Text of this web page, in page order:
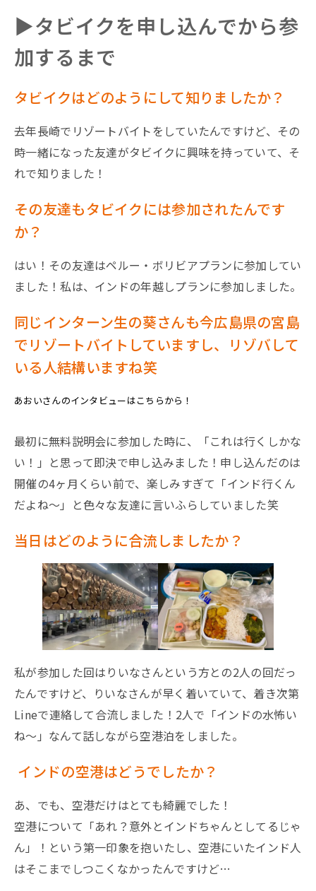
▶︎タビイクを申し込んでから参
加するまで
タビイクはどのようにして知りましたか？
去年長崎でリゾートバイトをしていたんですけど、その
時一緒になった友達がタビイクに興味を持っていて、そ
れで知りました！
その友達もタビイクには参加されたんです
か？
はい！その友達はペルー・ボリビアプランに参加してい
ました！私は、インドの年越しプランに参加しました。
同じインターン生の葵さんも今広島県の宮島
でリゾートバイトしていますし、リゾバして
いる人結構いますね笑
あおいさんのインタビューはこちらから！
最初に無料説明会に参加した時に、「これは行くしかな
い！」と思って即決で申し込みました！申し込んだのは
開催の4ヶ月くらい前で、楽しみすぎて「インド行くん
だよね〜」と色々な友達に言いふらしていました笑
当日はどのように合流しましたか？
私が参加した回はりいなさんという方との2人の回だっ
たんですけど、りいなさんが早く着いていて、着き次第
Lineで連絡して合流しました！2人で「インドの水怖い
ね〜」なんて話しながら空港泊をしました。
インドの空港はどうでしたか？
あ、でも、空港だけはとても綺麗でした！
空港について「あれ？意外とインドちゃんとしてるじゃ
ん」！という第一印象を抱いたし、空港にいたインド人
はそこまでしつこくなかったんですけど…